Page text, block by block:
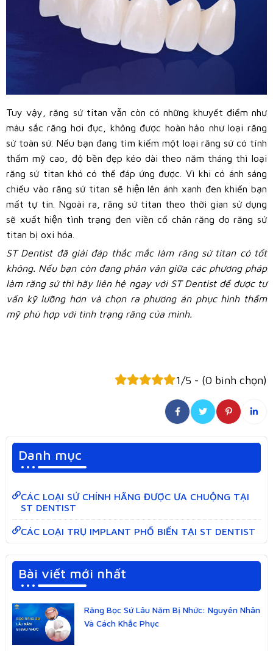
Tuy vậy, răng sứ titan vẫn còn có những khuyết điểm như
màu sắc răng hơi đục, không được hoàn hảo như loại răng
sứ toàn sứ. Nếu bạn đang tìm kiếm một loại răng sứ có tính
thẩm mỹ cao, độ bền đẹp kéo dài theo năm tháng thì loại
răng sứ titan khó có thể đáp ứng được. Vì khi có ánh sáng
chiếu vào răng sứ titan sẽ hiện lên ánh xanh đen khiến bạn
mất tự tin. Ngoài ra, răng sứ titan theo thời gian sử dụng
sẽ xuất hiện tình trạng đen viền cổ chân răng do răng sứ
titan bị oxi hóa.
ST Dentist đã giải đáp thắc mắc làm răng sứ titan có tốt
không. Nếu bạn còn đang phân vân giữa các phương pháp
làm răng sứ thì hãy liên hệ ngay với ST Dentist để được tư
vấn kỹ lưỡng hơn và chọn ra phương án phục hình thẩm
mỹ phù hợp với tình trạng răng của mình.
1/5 - (0 bình chọn)
Danh mục
CÁC LOẠI SỨ CHÍNH HÃNG ĐƯỢC ƯA CHUỘNG TẠI
ST DENTIST
CÁC LOẠI TRỤ IMPLANT PHỔ BIẾN TẠI ST DENTIST
Bài viết mới nhất
Răng Bọc Sứ Lâu Năm Bị Nhức: Nguyên Nhân
Và Cách Khắc Phục